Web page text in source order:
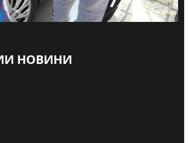
НОВИНИ